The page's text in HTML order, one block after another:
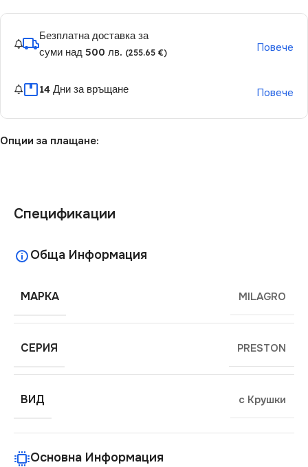
Безплатна доставка за
суми над 500 лв. (255.65 €) Повече
14 Дни за връщане Повече
Опции за плащане:
Спецификации
Обща Информация
МАРКА MILAGRO
СЕРИЯ PRESTON
ВИД с Крушки
Основна Информация